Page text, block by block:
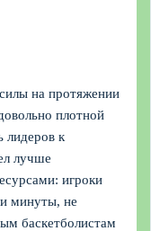
на протяжении
плотной
лидеров к
лучше
игроки
минуты, не
баскетболистам